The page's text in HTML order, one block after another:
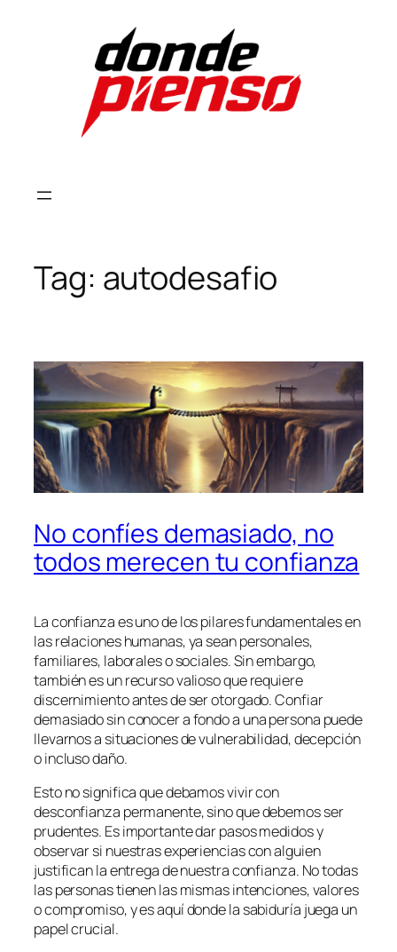
Tag: autodesafio
No confíes demasiado, no
todos merecen tu confianza
La confianza es uno de los pilares fundamentales en
las relaciones humanas, ya sean personales,
familiares, laborales o sociales. Sin embargo,
también es un recurso valioso que requiere
discernimiento antes de ser otorgado. Confiar
demasiado sin conocer a fondo a una persona puede
llevarnos a situaciones de vulnerabilidad, decepción
o incluso daño.
Esto no significa que debamos vivir con
desconfianza permanente, sino que debemos ser
prudentes. Es importante dar pasos medidos y
observar si nuestras experiencias con alguien
justifican la entrega de nuestra confianza. No todas
las personas tienen las mismas intenciones, valores
o compromiso, y es aquí donde la sabiduría juega un
papel crucial.